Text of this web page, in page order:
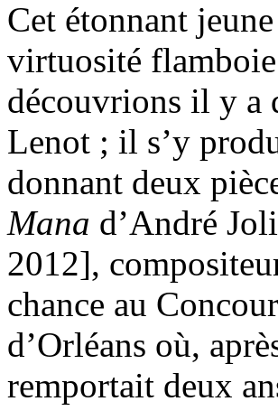
Cet étonnant
virtuosité
découvrions il y a
Lenot ; il s’y
donnant deux
Mana d’André
2012],
chance au
d’Orléans où,
remportait deux